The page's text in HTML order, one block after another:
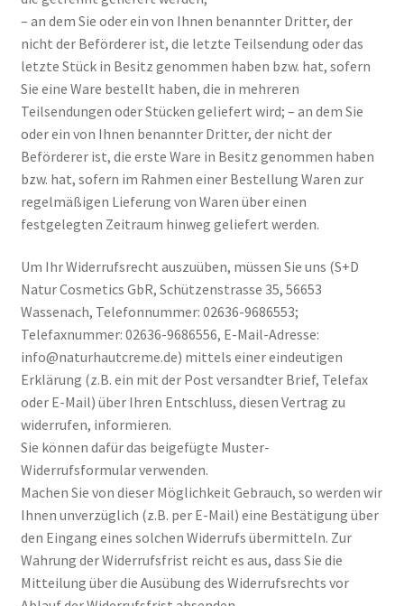
Inhaltsstoffe Bodylotion
Inhaltsstoffe Creme
Kasse
Komedogen
Kontakt
Mein Konto
Microfasertuch
Muster-Widerrufsformular
Shop
Über uns
Versandarten
Warenkorb
– an dem Sie oder ein von Ihnen benannter Dritter, der
nicht der Beförderer ist, die letzte Teilsendung oder das
letzte Stück in Besitz genommen haben bzw. hat, sofern
Sie eine Ware bestellt haben, die in mehreren
Teilsendungen oder Stücken geliefert wird; – an dem Sie
oder ein von Ihnen benannter Dritter, der nicht der
Beförderer ist, die erste Ware in Besitz genommen haben
bzw. hat, sofern im Rahmen einer Bestellung Waren zur
regelmäßigen Lieferung von Waren über einen
festgelegten Zeitraum hinweg geliefert werden.
Um Ihr Widerrufsrecht auszuüben, müssen Sie uns (S+D
Natur Cosmetics GbR, Schützenstrasse 35, 56653
Wassenach, Telefonnummer: 02636-9686553;
Telefaxnummer: 02636-9686556, E-Mail-Adresse:
info@naturhautcreme.de) mittels einer eindeutigen
Erklärung (z.B. ein mit der Post versandter Brief, Telefax
oder E-Mail) über Ihren Entschluss, diesen Vertrag zu
widerrufen, informieren.
Sie können dafür das beigefügte Muster-
Widerrufsformular verwenden.
Machen Sie von dieser Möglichkeit Gebrauch, so werden wir
Ihnen unverzüglich (z.B. per E-Mail) eine Bestätigung über
den Eingang eines solchen Widerrufs übermitteln. Zur
Wahrung der Widerrufsfrist reicht es aus, dass Sie die
Mitteilung über die Ausübung des Widerrufsrechts vor